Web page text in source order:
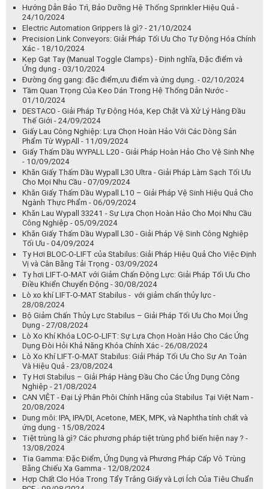
Tầm Quan Trọng Của Keo Dán Trong Hệ Thống Dẫn Nước -
01/10/2024
DESTACO - Giải Pháp Tự Động Hóa, Kẹp Chặt Và Xử Lý Hàng Đầu
Thế Giới - 24/09/2024
Giấy Lau Công Nghiệp: Lựa Chọn Hoàn Hảo Với Các Dòng Sản
Phẩm Từ WypAll - 11/09/2024
Giấy Thấm Dầu WYPALL L20 - Giải Pháp Hoàn Hảo Cho Vệ Sinh Nhẹ
- 10/09/2024
Khăn Giấy Thấm Dầu Wypall L30 Ultra - Giải Pháp Làm Sạch Tối Ưu
Cho Mọi Nhu Cầu - 07/09/2024
Khăn Giấy Thấm Dầu Wypall L10 – Giải Pháp Vệ Sinh Hiệu Quả Cho
Ngành Thực Phẩm - 06/09/2024
Khăn Lau Wypall 33241 - Sự Lựa Chọn Hoàn Hảo Cho Mọi Nhu Cầu
Công Nghiệp - 05/09/2024
Khăn Giấy Thấm Dầu Wypall L30 - Giải Pháp Vệ Sinh Công Nghiệp
Tối Ưu - 04/09/2024
Ty Hơi BLOC-O-LIFT của Stabilus: Giải Pháp Hiệu Quả Cho Việc Định
Vị và Cân Bằng Tải Trọng - 03/09/2024
Ty hơi LIFT-O-MAT với Giảm Chấn Động Lực: Giải Pháp Tối Ưu Cho
Điều Khiển Chuyển Động - 30/08/2024
Lò xo khí LIFT-O-MAT Stabilus - với giảm chấn thủy lực -
28/08/2024
Bộ Giảm Chấn Thủy Lực Stabilus – Giải Pháp Tối Ưu Cho Mọi Ứng
Dụng - 27/08/2024
Lò Xo Khí Khóa LOC-O-LIFT: Sự Lựa Chọn Hoàn Hảo Cho Các Ứng
Dụng Đòi Hỏi Khả Năng Khóa Chính Xác - 26/08/2024
Lò Xo Khí LIFT-O-MAT Stabilus: Giải Pháp Tối Ưu Cho Sự An Toàn
Và Hiệu Quả - 23/08/2024
Ty Hơi Stabilus – Giải Pháp Hàng Đầu Cho Các Ứng Dụng Công
Nghiệp - 21/08/2024
CAN VIỆT - Đại Lý Phân Phôi Chính Hãng của Stabilus Tại Việt Nam -
20/08/2024
Dung môi: IPA, IPA/DI, Acetone, MEK, MPK, và Naphtha tính chất và
ứng dụng - 15/08/2024
Tiệt trùng là gì? Các phương pháp tiệt trùng phổ biến hiện nay ? -
13/08/2024
Tia Gamma: Đặc Điểm, Ứng Dụng và Phương Pháp Cấp Vô Trùng
Bằng Chiếu Xạ Gamma - 12/08/2024
Hợp Chất Clo Hóa Trong Tẩy Trắng Giấy và Lợi Ích Của Tiêu Chuẩn
PCF - 09/08/2024
Tiêu chuẩn SGS là gì? Lợi ích của chứng nhận kiểm định quốc tế
SGS - 08/08/2024
Nước khử ion là gì , công dụng và ứng dụng - 01/08/2024
Tĩnh điện là gì, tầm quan trọng của việc chống tĩnh điện trong
phòng sạch và các biện pháp phòng tránh tĩnh điện - 29/07/2024
Tiêu chuẩn VOC là gì, phân loại, vai trò và ý nghĩa - 26/07/2024
Ưu Điểm Của Việc Sử Dụng Khăn Giấy Lau Được Bão Hòa Trước Với
Dung Môi hoặc Hóa Chất - 24/07/2024